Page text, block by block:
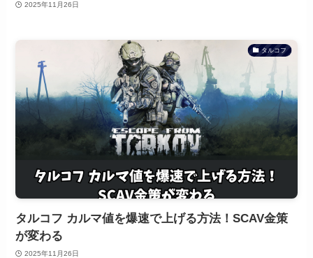
2025年11月26日
タルコフ
タルコフ カルマ値を爆速で上げる方法！SCAV金策
が変わる
2025年11月26日